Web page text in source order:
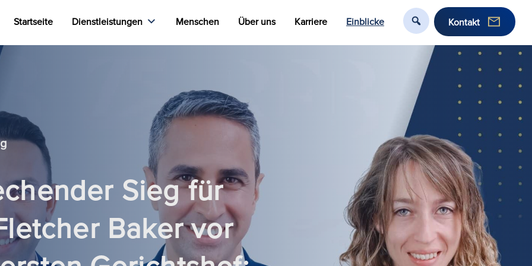
Startseite Dienstleistungen Menschen Über uns Karriere Einblicke Kontakt
Sieg für
Baker vor